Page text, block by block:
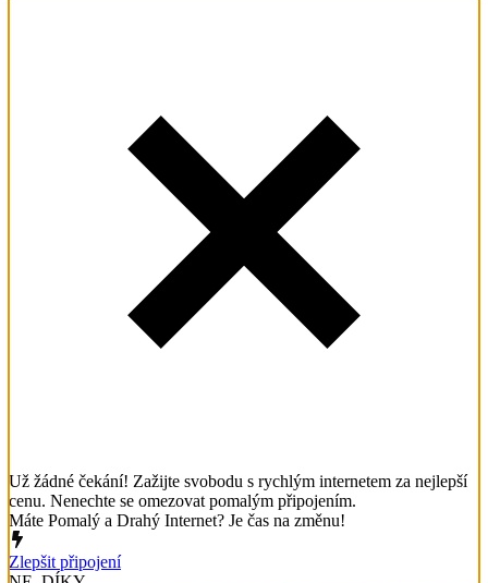
Už žádné čekání! Zažijte svobodu s rychlým internetem za nejlepší
cenu. Nenechte se omezovat pomalým připojením.
Máte Pomalý a Drahý Internet? Je čas na změnu!
Zlepšit připojení